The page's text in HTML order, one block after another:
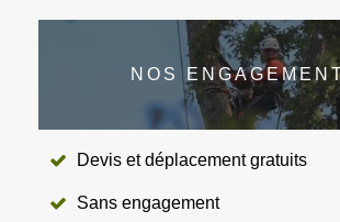
NOS
Devis et déplacement gratuits
Sans engagement